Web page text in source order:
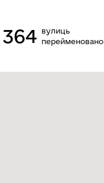
364
вулиць
перейменовано